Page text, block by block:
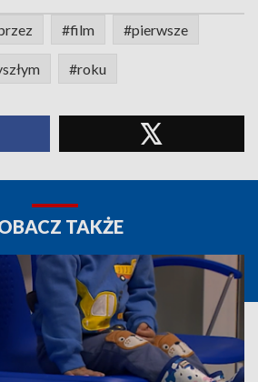
#film #pierwsze
#roku
TAKŻE